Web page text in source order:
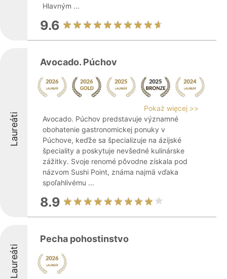
Hlavným ...
9.6
Laureáti
Avocado. Púchov
Pokaż więcej >>
Avocado. Púchov predstavuje významné
obohatenie gastronomickej ponuky v
Púchove, keďže sa špecializuje na ázijské
špeciality a poskytuje nevšedné kulinárske
zážitky. Svoje renomé pôvodne získala pod
názvom Sushi Point, známa najmä vďaka
spoľahlivému ...
8.9
Laureáti
Pecha pohostinstvo